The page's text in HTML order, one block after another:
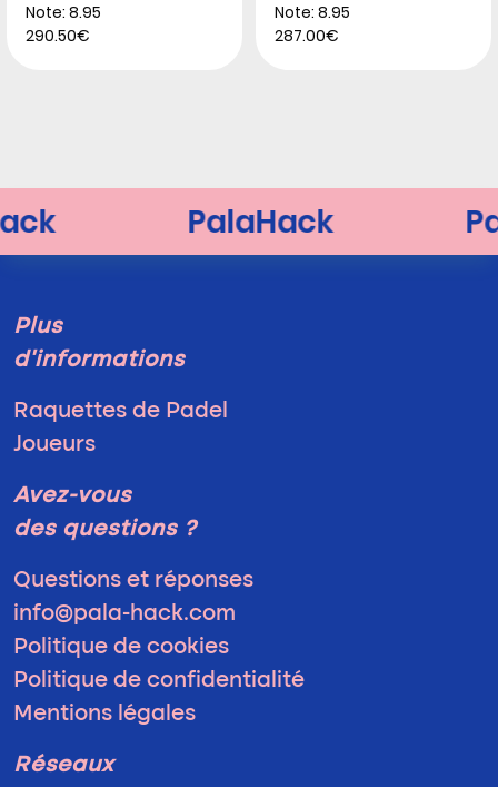
Note: 8.95
290.50€
Note: 8.95
287.00€
Plus
d'informations
Raquettes de Padel
Joueurs
Avez-vous
des questions ?
Questions et réponses
info@pala-hack.com
Politique de cookies
Politique de confidentialité
Mentions légales
Réseaux